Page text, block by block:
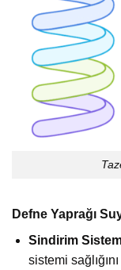
Defne Yaprağı
Sindirim
sistemi